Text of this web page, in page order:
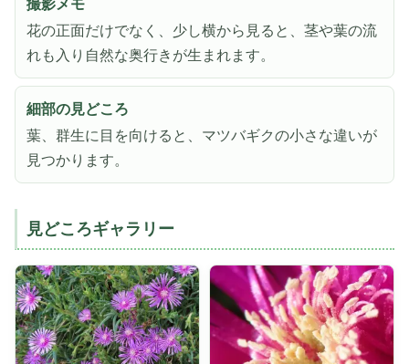
撮影メモ
花の正面だけでなく、少し横から見ると、茎や葉の流
れも入り自然な奥行きが生まれます。
細部の見どころ
葉、群生に目を向けると、マツバギクの小さな違いが
見つかります。
見どころギャラリー